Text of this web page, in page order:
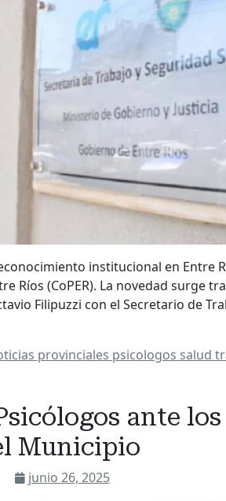
institucional en Entre
Ríos (CoPER). La novedad surge
Filipuzzi con el Secretario de
provinciales psicologos salud
ante
Municipio
junio 26, 2025